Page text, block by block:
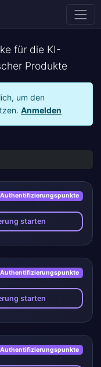
für die KI-
Produkte
um den
Anmelden
Authentifizierungspunkte
starten
starten